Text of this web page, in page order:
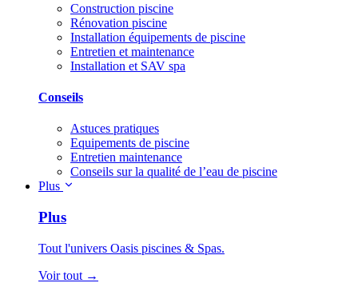
Construction piscine
Rénovation piscine
Installation équipements de piscine
Entretien et maintenance
Installation et SAV spa
Conseils
Astuces pratiques
Equipements de piscine
Entretien maintenance
Conseils sur la qualité de l’eau de piscine
Plus
Plus
Tout l'univers Oasis piscines & Spas.
Voir tout →